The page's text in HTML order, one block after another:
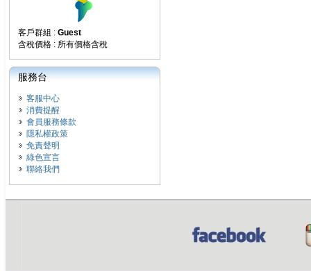
客戶群組 : Guest
含稅價格 : 所有價格含稅
服務台
客服中心
消費提醒
會員服務條款
隱私權政策
免責聲明
綠色宣言
聯絡我們